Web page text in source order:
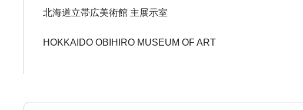
北海道立帯広美術館 主展示室
HOKKAIDO OBIHIRO MUSEUM OF ART